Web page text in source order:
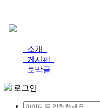
소개
게시판
토막글
로그인